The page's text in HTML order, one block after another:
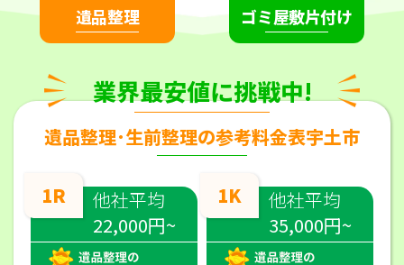
遺品整理 ゴミ屋敷片付け
業界最安値に挑戦中!
遺品整理･生前整理の参考料金表宇土市
1R
他社平均
22,000円~
1K
他社平均
35,000円~